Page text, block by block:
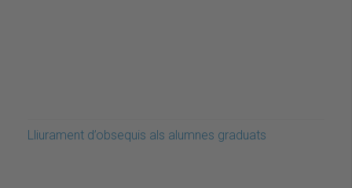
Lliurament d’obsequis als alumnes graduats